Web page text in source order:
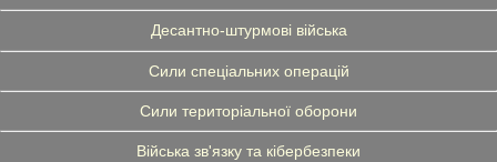
Десантно-штурмові війська
Сили спеціальних операцій
Сили територіальної оборони
Війська зв'язку та кібербезпеки